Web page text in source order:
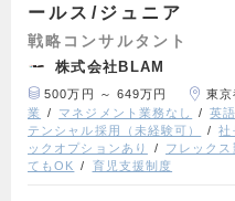
ールス/ジュニア
戦略コンサルタント
株式会社BLAM
500万円 ～ 649万円 東京
業
マネジメント業務なし 英
テンシャル採用（未経験可）
社
ックオプションあり
フレックス
てもOK
育児支援制度